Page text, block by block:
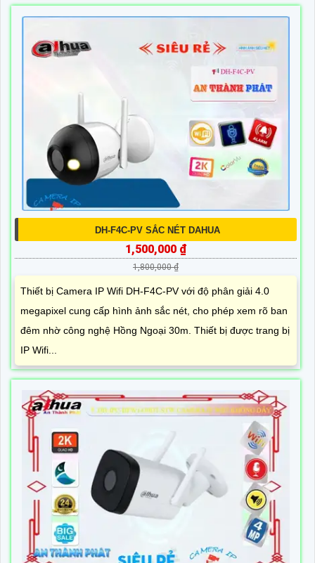
DH-F4C-PV SẮC NÉT DAHUA
1,500,000 ₫
1,800,000 ₫
Thiết bị Camera IP Wifi DH-F4C-PV với độ phân giải 4.0
megapixel cung cấp hình ảnh sắc nét, cho phép xem rõ ban
đêm nhờ công nghệ Hồng Ngoại 30m. Thiết bị được trang bị
IP Wifi...